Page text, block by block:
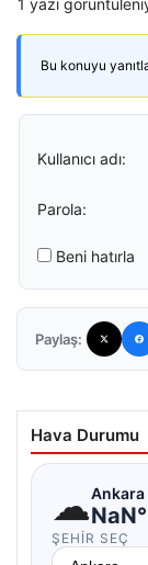
1 yazı
Bu konuyu
Kullanıcı adı:
Parola:
Beni hatırla
Paylaş:
Hava Durumu
☁Ankara
ŞEHIR SEÇ